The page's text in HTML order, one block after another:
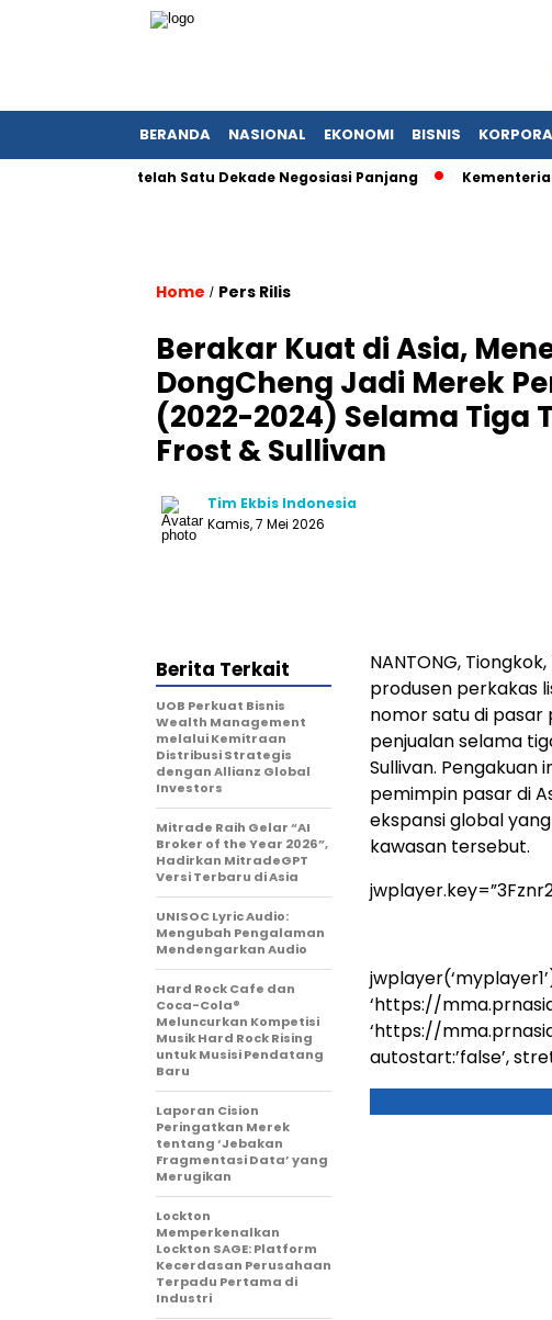
BERANDA NASIONAL EKONOMI BISNIS
Setelah Satu Dekade Negosiasi Panjang Kementerian
Home / Pers Rilis
Berakar Kuat di Asia,
DongCheng Jadi Merek
(2022-2024) Selama
Frost & Sullivan
Tim Ekbis Indonesia
Kamis, 7 Mei 2026
NANTONG,
produsen perkakas
nomor satu di pasar
penjualan selama
Sullivan. Pengakuan
pemimpin pasar di
ekspansi global
kawasan tersebut.
‘https://
‘https://
autostart:’false’,
Berita Terkait
UOB Perkuat Bisnis
Wealth Management
melalui Kemitraan
Distribusi Strategis
dengan Allianz Global
Investors
Mitrade Raih Gelar “AI
Broker of the Year 2026”,
Hadirkan MitradeGPT
Versi Terbaru di Asia
UNISOC Lyric Audio:
Mengubah Pengalaman
Mendengarkan Audio
Hard Rock Cafe dan
Coca-Cola®
Meluncurkan Kompetisi
Musik Hard Rock Rising
untuk Musisi Pendatang
Baru
Laporan Cision
Peringatkan Merek
tentang ‘Jebakan
Fragmentasi Data’ yang
Merugikan
Lockton
Memperkenalkan
Lockton SAGE: Platform
Kecerdasan Perusahaan
Terpadu Pertama di
Industri